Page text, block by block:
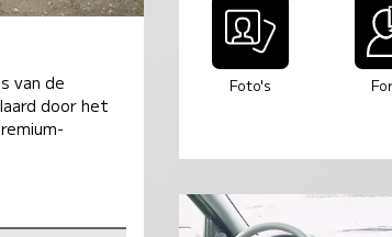
van de
door het
Foto's